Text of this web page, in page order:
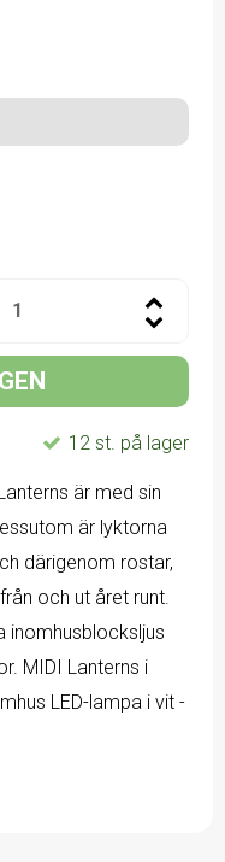
12 st. på lager
är med sin
är lyktorna
därigenom rostar,
och ut året runt.
inomhusblocksljus
MIDI Lanterns i
LED-lampa i vit -